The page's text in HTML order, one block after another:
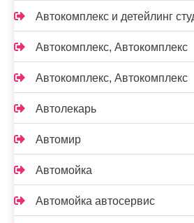
Автокомплекс и детейлинг
Автокомплекс, Автокомплекс
Автокомплекс, Автокомплекс
Автолекарь
Автомир
Автомойка
Автомойка автосервис